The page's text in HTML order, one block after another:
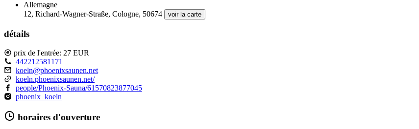
Allemagne
12, Richard-Wagner-Straße, Cologne, 50674
voir la carte
détails
prix de l'entrée: 27 EUR
442212581171
koeln@phoenixsaunen.net
koeln.phoenixsaunen.net/
people/Phoenix-Sauna/61570823877045
phoenix_koeln
horaires d'ouverture